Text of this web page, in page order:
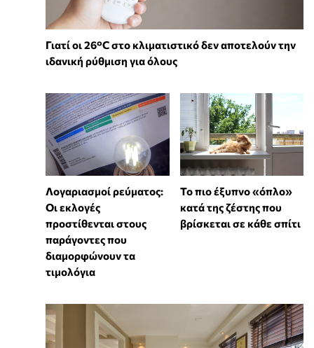
Γιατί οι 26°C στο κλιματιστικό δεν αποτελούν την
ιδανική ρύθμιση για όλους
Λογαριασμοί ρεύματος:
Οι εκλογές
προστίθενται στους
παράγοντες που
διαμορφώνουν τα
τιμολόγια
To πιο έξυπνο «όπλο»
κατά της ζέστης που
βρίσκεται σε κάθε σπίτι